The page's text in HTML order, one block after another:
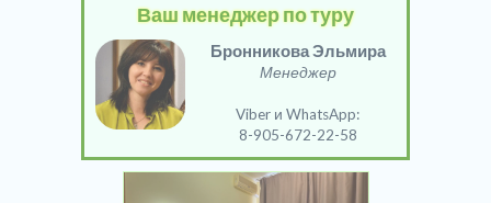
Ваш менеджер по туру
Бронникова Эльмира
Менеджер
Viber и WhatsApp:
8-905-672-22-58